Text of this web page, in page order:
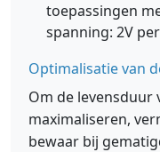
toepassingen
spanning: 2V
Optimalisatie van
Om de levensduur
maximaliseren,
bewaar bij